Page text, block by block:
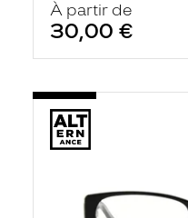
À partir de
30,00 €